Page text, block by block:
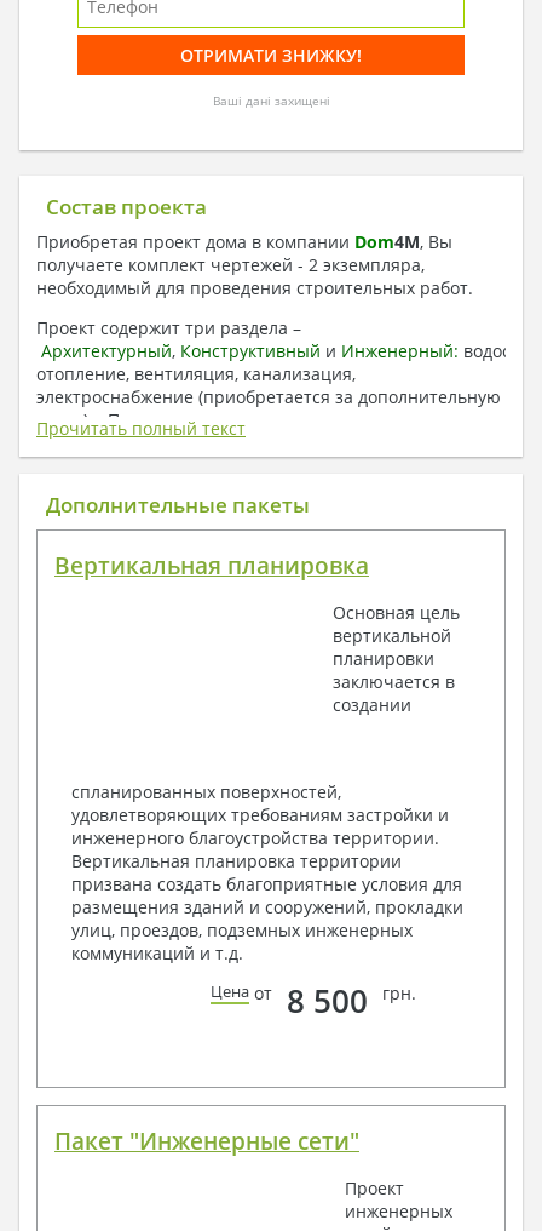
Ваші дані захищені
Состав проекта
Приобретая проект дома в компании Dom4M, Вы
получаете комплект чертежей - 2 экземпляра,
необходимый для проведения строительных работ.
Проект содержит три раздела –
Архитектурный, Конструктивный и Инженерный:
отопление, вентиляция, канализация,
электроснабжение (приобретается за дополнительную
плату) + Пояснительная записка.
1. Архитектурный раздел:
Общие данные по проекту
Поэтажные маркировочные планы с
Разрезы и состав конструкций
Фасады с ведомостью внешних отделок
Элементы проемов – спецификация
Ведомость перемычек – сечения и
Архитектурные узлы в конструкциях
2. Конструктивный раздел:
Общие данные по проекту
Схемы расположения и расчеты фундаментов
Элементы каркаса – схемы расположения
Схема расположения перекрытий
Опоры перекрытия на стены или Узлы
Элементы кровли – схемы расположения
3. Инженерный раздел (приобретается по желанию
за дополнительную плату):
Условные обозначения с общими данными
Прочитать полный текст
Дополнительные пакеты
Вертикальная планировка
Основная цель
вертикальной
планировки
заключается в
создании
спланированных поверхностей,
удовлетворяющих требованиям застройки и
инженерного благоустройства территории.
Вертикальная планировка территории
призвана создать благоприятные условия для
размещения зданий и сооружений, прокладки
улиц, проездов, подземных инженерных
коммуникаций и т.д.
Цена от 8 500 грн.
Пакет "Инженерные сети"
Проект
инженерных